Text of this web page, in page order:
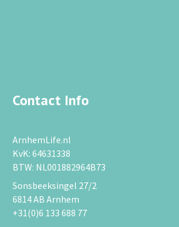
Contact Info
ArnhemLife.nl
KvK: 64631338
BTW: NL001882964B73
Sonsbeeksingel 27/2
6814 AB Arnhem
+31(0)6 133 688 77